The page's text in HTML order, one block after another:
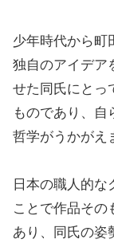
少年時代から町
独自のアイデア
せた同氏にとっ
ものであり、自
哲学がうかがえ
日本の職人的な
ことで作品その
あり、同氏の姿